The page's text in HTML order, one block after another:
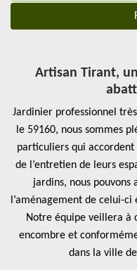
Artisan Tirant,
Jardinier professionnel
le 59160, nous sommes
particuliers qui
de l’entretien de leurs
jardins, nous pouvons
l’aménagement de celui-
Notre équipe veillera à
encombre et
dans la ville